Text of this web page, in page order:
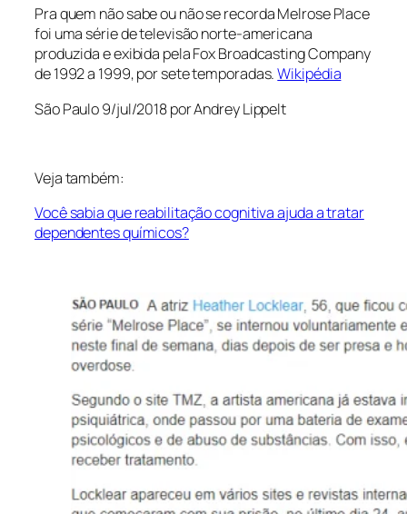
Pra quem não sabe ou não se recorda Melrose Place
foi uma série de televisão norte-americana
produzida e exibida pela Fox Broadcasting Company
de 1992 a 1999, por sete temporadas.Wikipédia
São Paulo 9/jul/2018 por Andrey Lippelt
Veja também:
Você sabia que reabilitação cognitiva ajuda a tratar
dependentes químicos?